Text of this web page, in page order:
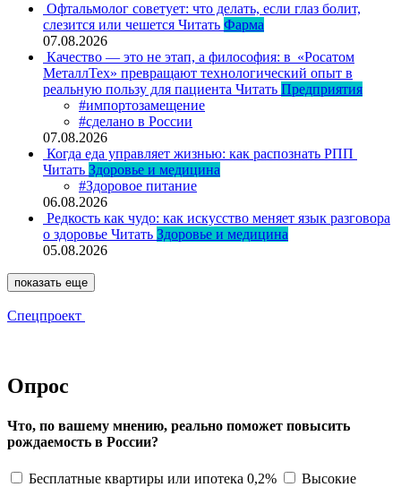
Офтальмолог советует: что делать, если глаз болит,
слезится или чешется Читать Фарма
07.08.2026
Качество — это не этап, а философия: в «Росатом
МеталлТех» превращают технологический опыт в
реальную пользу для пациента Читать Предприятия
#импортозамещение
#сделано в России
07.08.2026
Когда еда управляет жизнью: как распознать РПП
Читать Здоровье и медицина
#Здоровое питание
06.08.2026
Редкость как чудо: как искусство меняет язык разговора
о здоровье Читать Здоровье и медицина
05.08.2026
показать еще
Спецпроект
Опрос
Что, по вашему мнению, реально поможет повысить
рождаемость в России?
Бесплатные квартиры или ипотека 0,2%
Высокие